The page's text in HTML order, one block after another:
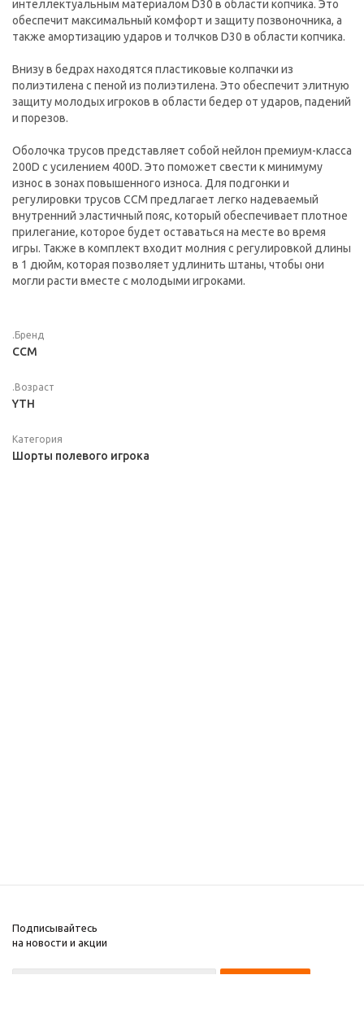
интеллектуальным материалом D30 в области копчика. Это
обеспечит максимальный комфорт и защиту позвоночника, а
также амортизацию ударов и толчков D30 в области копчика.
Внизу в бедрах находятся пластиковые колпачки из
полиэтилена с пеной из полиэтилена. Это обеспечит элитную
защиту молодых игроков в области бедер от ударов, падений
и порезов.
Оболочка трусов представляет собой нейлон премиум-класса
200D с усилением 400D. Это поможет свести к минимуму
износ в зонах повышенного износа. Для подгонки и
регулировки трусов CCM предлагает легко надеваемый
внутренний эластичный пояс, который обеспечивает плотное
прилегание, которое будет оставаться на месте во время
игры. Также в комплект входит молния с регулировкой длины
в 1 дюйм, которая позволяет удлинить штаны, чтобы они
могли расти вместе с молодыми игроками.
.Бренд
CCM
.Возраст
YTH
Категория
Шорты полевого игрока
Подписывайтесь
на новости и акции